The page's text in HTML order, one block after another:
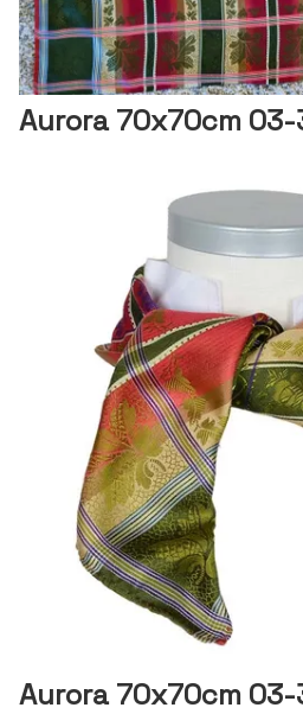
Aurora 70x70cm
Aurora 70x70cm